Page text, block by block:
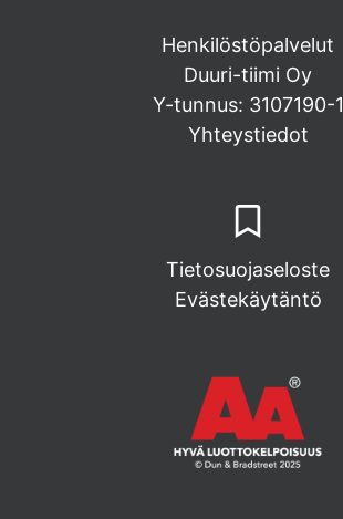
Henkilöstöpalvelut
Duuri-tiimi Oy
Y-tunnus: 3107190-1
Yhteystiedot
Tietosuojaseloste
Evästekäytäntö